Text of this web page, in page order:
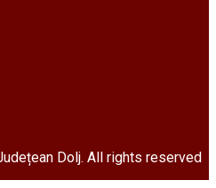
Dolj. All rights reserved